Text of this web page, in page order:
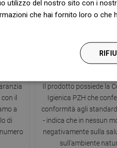
il
a
di
Certificazione
Il prodotto possiede la
Igienica PZH che
conformità agli
- indica che in nessun
negativamente sulla
sull'ambiente
utilizzo del nostro sito con i
che hai fornito loro o che